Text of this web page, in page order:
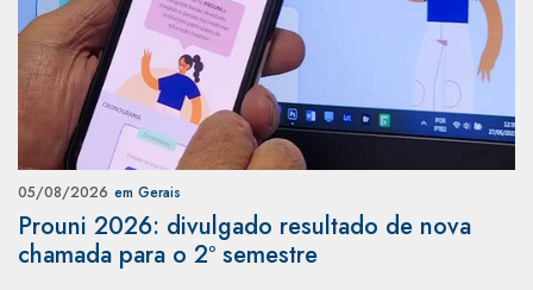
05/08/2026 em Gerais
Prouni 2026: divulgado resultado de nova
chamada para o 2º semestre